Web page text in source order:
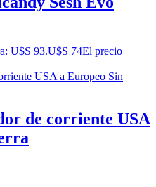
U$S 93.U$S 74El precio
de corriente USA